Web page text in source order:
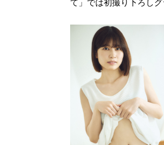
て」では初撮り下ろし